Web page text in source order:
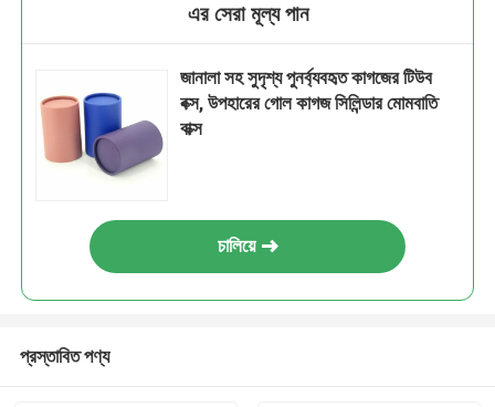
এর সেরা মূল্য পান
জানালা সহ সুদৃশ্য পুনর্ব্যবহৃত কাগজের টিউব
বক্স, উপহারের গোল কাগজ সিলিন্ডার মোমবাতি
বাক্স
চালিয়ে
প্রস্তাবিত পণ্য